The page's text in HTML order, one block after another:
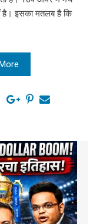
है। इसका मतलब है कि